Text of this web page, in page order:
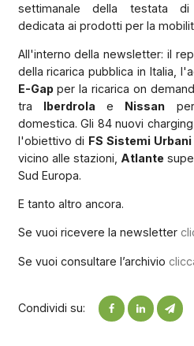
settimanale della testata
dedicata ai prodotti per la
All'interno della newsletter: il
della ricarica pubblica in Italia,
E-Gap per la ricarica on
tra Iberdrola e Nissan
domestica. Gli 84 nuovi
l'obiettivo di FS Sistemi Urbani
vicino alle stazioni, Atlante
Sud Europa.
E tanto altro ancora.
Se vuoi ricevere la newsletter
Se vuoi consultare l’archivio
Condividi su: